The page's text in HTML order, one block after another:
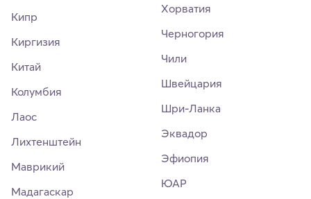
Кипр
Киргизия
Китай
Колумбия
Лаос
Лихтенштейн
Маврикий
Мадагаскар
Хорватия
Черногория
Чили
Швейцария
Шри-Ланка
Эквадор
Эфиопия
ЮАР